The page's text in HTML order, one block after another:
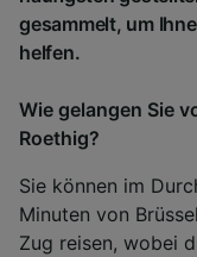
gesammelt, um
helfen.
Wie gelangen Sie
Roethig?
Sie können im
Minuten von
Zug reisen, wobei